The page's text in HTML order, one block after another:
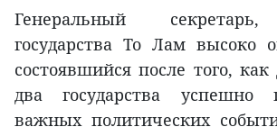
Генеральный
государства То Лам высоко
состоявшийся после того,
два государства успешно
важных политических